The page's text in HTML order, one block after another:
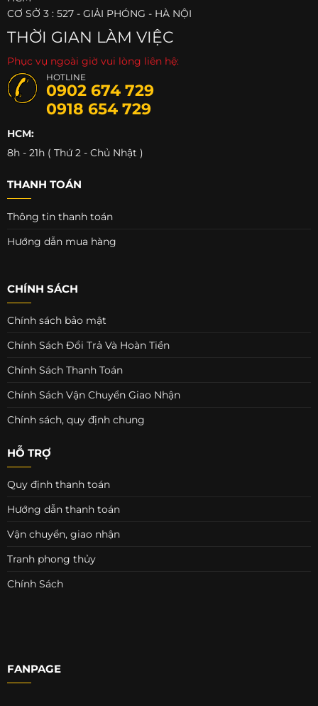
CƠ SỞ 3 : 527 - GIẢI PHÓNG - HÀ NỘI
THỜI GIAN LÀM VIỆC
Phục vụ ngoài giờ vui lòng liên hệ:
HOTLINE
0902 674 729
0918 654 729
HCM:
8h - 21h ( Thứ 2 - Chủ Nhật )
THANH TOÁN
Thông tin thanh toán
Hướng dẫn mua hàng
CHÍNH SÁCH
Chính sách bảo mật
Chính Sách Đổi Trả Và Hoàn Tiền
Chính Sách Thanh Toán
Chính Sách Vận Chuyển Giao Nhận
Chính sách, quy định chung
HỖ TRỢ
Quy định thanh toán
Hướng dẫn thanh toán
Vận chuyển, giao nhận
Tranh phong thủy
Chính Sách
FANPAGE